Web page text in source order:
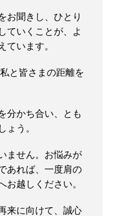
お聞きし、ひとり
ていくことが、よ
ています。
と皆さまの距離を
分かち合い、とも
ょう。
ません。お悩みが
あれば、一度肩の
お越しください。
来に向けて、誠心